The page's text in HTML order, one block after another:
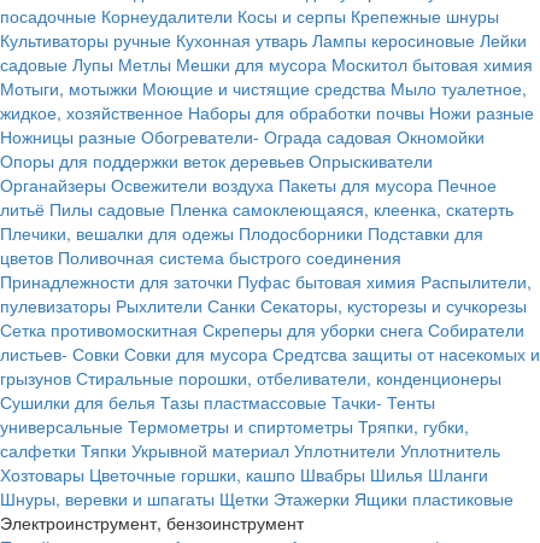
посадочные Корнеудалители Косы и серпы Крепежные шнуры
Культиваторы ручные Кухонная утварь Лампы керосиновые Лейки
садовые Лупы Метлы Мешки для мусора Москитол бытовая химия
Мотыги, мотыжки Моющие и чистящие средства Мыло туалетное,
жидкое, хозяйственное Наборы для обработки почвы Ножи разные
Ножницы разные Обогреватели- Ограда садовая Окномойки
Опоры для поддержки веток деревьев Опрыскиватели
Органайзеры Освежители воздуха Пакеты для мусора Печное
литьё Пилы садовые Пленка самоклеющаяся, клеенка, скатерть
Плечики, вешалки для одежы Плодосборники Подставки для
цветов Поливочная система быстрого соединения
Принадлежности для заточки Пуфас бытовая химия Распылители,
пулевизаторы Рыхлители Санки Секаторы, кусторезы и сучкорезы
Сетка противомоскитная Скреперы для уборки снега Собиратели
листьев- Совки Совки для мусора Средтсва защиты от насекомых и
грызунов Стиральные порошки, отбеливатели, конденционеры
Сушилки для белья Тазы пластмассовые Тачки- Тенты
универсальные Термометры и спиртометры Тряпки, губки,
салфетки Тяпки Укрывной материал Уплотнители Уплотнитель
Хозтовары Цветочные горшки, кашпо Швабры Шилья Шланги
Шнуры, веревки и шпагаты Щетки Этажерки Ящики пластиковые
Электроинструмент, бензоинструмент